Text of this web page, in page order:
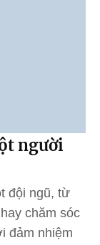
người
đội ngũ, từ
chăm sóc
đảm nhiệm